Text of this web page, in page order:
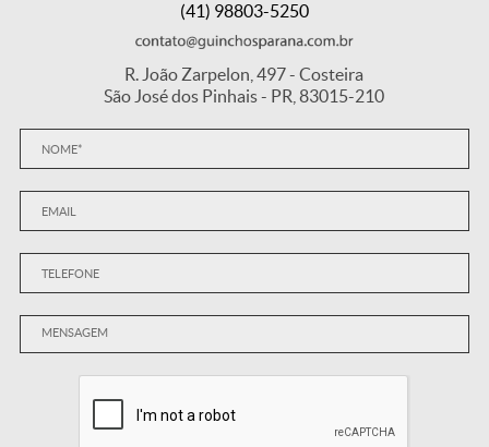
(41) 98803-5250
R. João Zarpelon, 497 - Costeira
São José dos Pinhais - PR, 83015-210